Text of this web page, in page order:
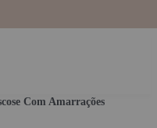
Com Amarrações